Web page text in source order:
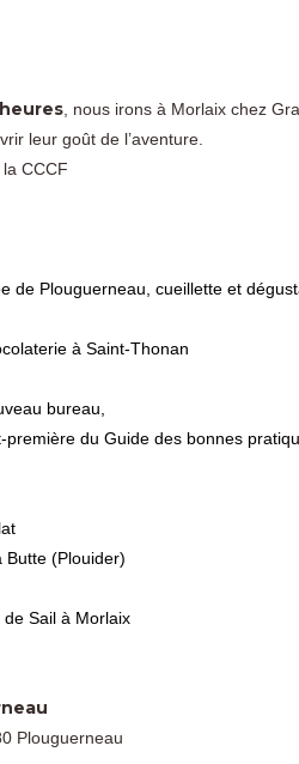
, nous irons à Morlaix chez
leur goût de l’aventure.
CCCF
de Plouguerneau, cueillette et
à Saint-Thonan
bureau,
du Guide des bonnes
Butte (Plouider)
Sail à Morlaix
Plouguerneau